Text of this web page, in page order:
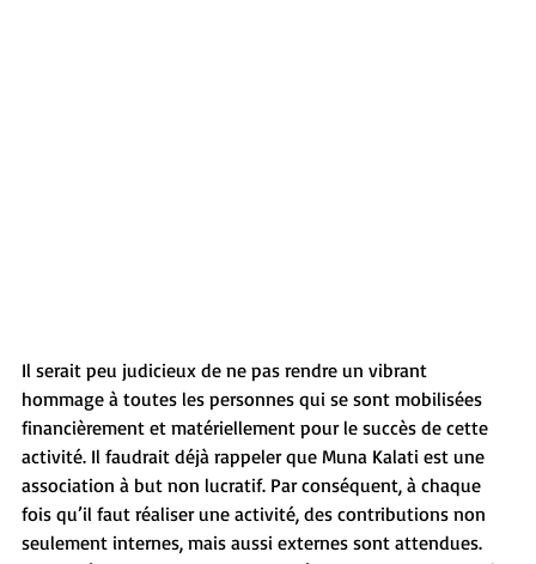
Il serait peu judicieux de ne pas rendre un vibrant
hommage à toutes les personnes qui se sont mobilisées
financièrement et matériellement pour le succès de cette
activité. Il faudrait déjà rappeler que Muna Kalati est une
association à but non lucratif. Par conséquent, à chaque
fois qu’il faut réaliser une activité, des contributions non
seulement internes, mais aussi externes sont attendues.